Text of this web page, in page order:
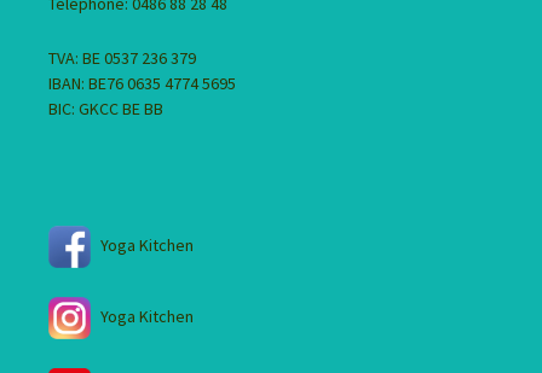
TVA: BE 0537 236 379
IBAN: BE76 0635 4774 5695
BIC: GKCC BE BB
Yoga Kitchen
Yoga Kitchen